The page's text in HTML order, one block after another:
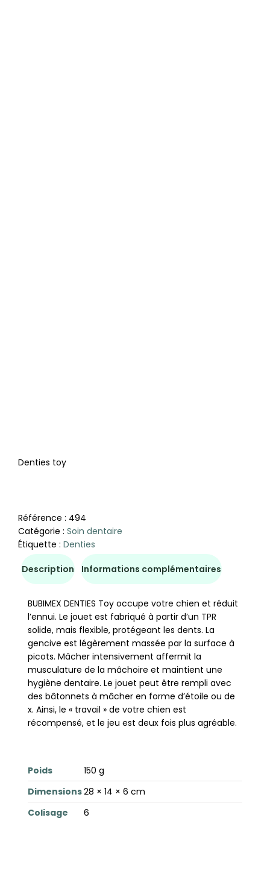
Denties toy
Référence : 494
Catégorie : Soin dentaire
Étiquette : Denties
Description Informations complémentaires
BUBIMEX DENTIES Toy occupe votre chien et réduit
l’ennui. Le jouet est fabriqué à partir d’un TPR
solide, mais flexible, protégeant les dents. La
gencive est légèrement massée par la surface à
picots. Mâcher intensivement affermit la
musculature de la mâchoire et maintient une
hygiène dentaire. Le jouet peut être rempli avec
des bâtonnets à mâcher en forme d’étoile ou de
x. Ainsi, le « travail » de votre chien est
récompensé, et le jeu est deux fois plus agréable.
Poids
150 g
Dimensions28 × 14 × 6 cm
Colisage
6